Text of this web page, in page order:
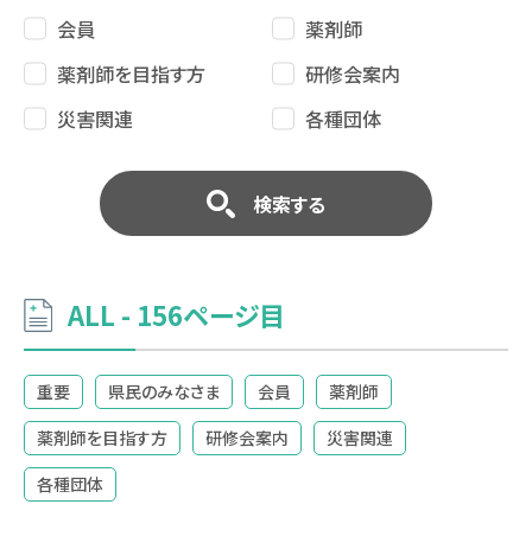
会員
薬剤師
薬剤師を目指す方
研修会案内
災害関連
各種団体
検索する
ALL - 156ページ目
重要 県民のみなさま 会員
薬剤師
薬剤師を目指す方
研修会案内
災害関連
各種団体